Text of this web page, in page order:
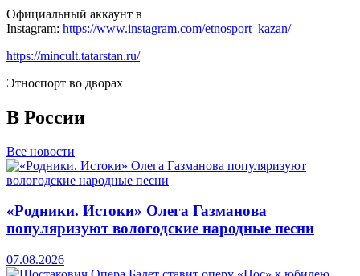
Официальный аккаунт в
Instagram: https://www.instagram.com/etnosport_kazan/
https://mincult.tatarstan.ru/
Этноспорт во дворах
В России
Все новости
«Родники. Истоки» Олега Газманова
популяризуют вологодские народные песни
07.08.2026